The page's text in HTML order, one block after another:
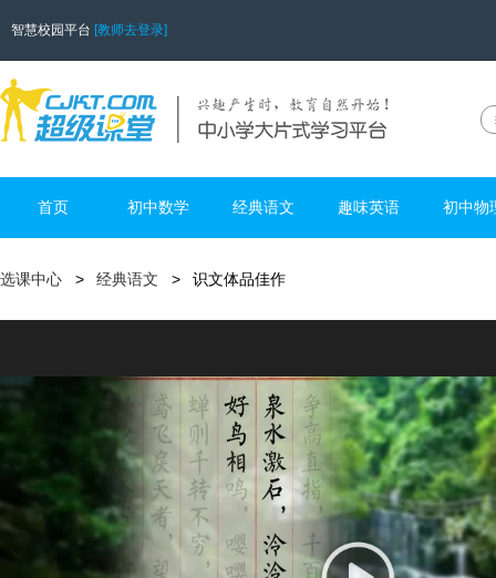
智慧校园平台 [教师去登录]
首页 初中数学 经典语文 趣味英语 初中物
选课中心 经典语文 识文体品佳作